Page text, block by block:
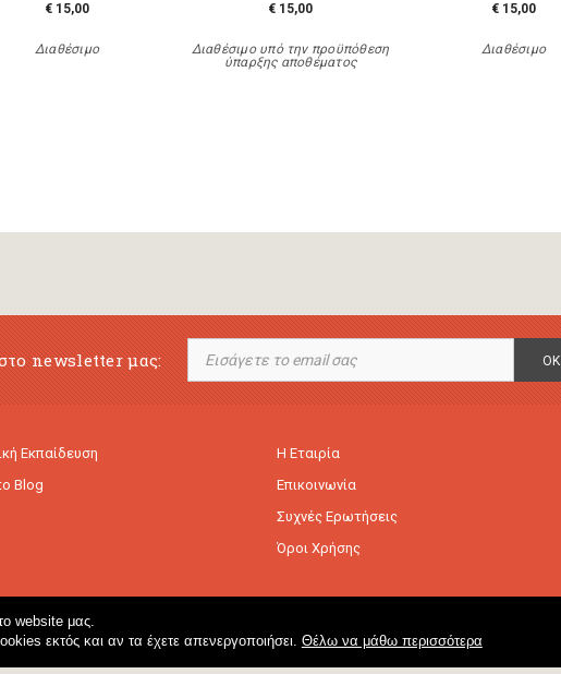
website μας.
εκτός και αν τα έχετε απενεργοποιήσει. Θέλω να μάθω περισσότερα
€ 15,00
Διαθέσιμο
€ 15,00
Διαθέσιμο υπό την προϋπόθεση
ύπαρξης αποθέματος
€ 15,00
Διαθέσιμο
newsletter μας: OK
Εκπαίδευση
Blog
Η Εταιρία
Επικοινωνία
Συχνές Ερωτήσεις
Όροι Χρήσης